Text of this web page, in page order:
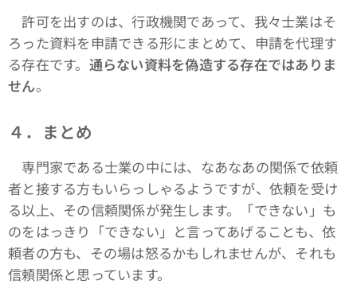
許可を出すのは、行政機関であって、我々士業はそ
ろった資料を申請できる形にまとめて、申請を代理す
る存在です。 通らない資料を偽造する存在ではありま
せん。
４．まとめ
専門家である士業の中には、なあなあの関係で依頼
者と接する方もいらっしゃるようですが、依頼を受け
る以上、その信頼関係が発生します。「できない」も
のをはっきり「できない」と言ってあげることも、依
頼者の方も、その場は怒るかもしれませんが、それも
信頼関係と思っています。